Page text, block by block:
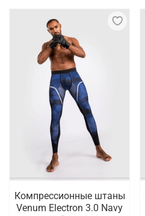
Компрессионные штаны
Venum Electron 3.0 Navy